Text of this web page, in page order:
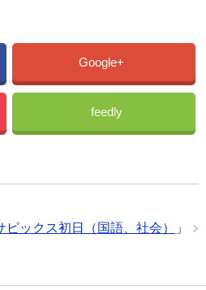
Google+
feedly
ピックス初日（国語、社会） 」